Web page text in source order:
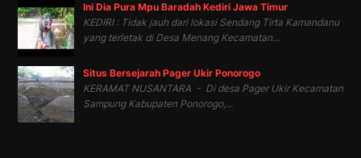
Ini Dia Pura Mpu Baradah Kediri Jawa Timur
KEDIRI : Tidak jauh dari lokasi Sendang Tirta Kamandanu
yang terletak di Desa Menang Kecamatan...
Situs Bersejarah Pager Ukir Ponorogo
KERAMAT NUSANTARA - Di desa Pager Ukir Kecamatan
Sampung Kabupaten Ponorogo,...